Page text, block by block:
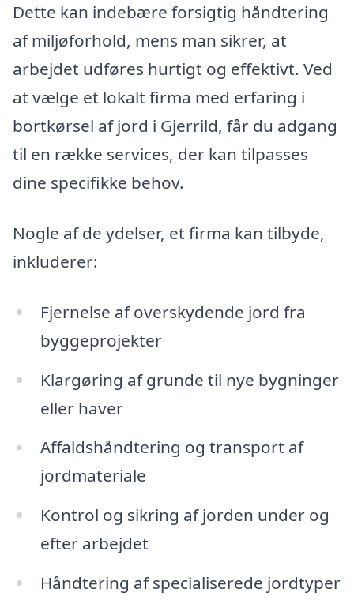
Dette kan indebære forsigtig håndtering
af miljøforhold, mens man sikrer, at
arbejdet udføres hurtigt og effektivt. Ved
at vælge et lokalt firma med erfaring i
bortkørsel af jord i Gjerrild, får du adgang
til en række services, der kan tilpasses
dine specifikke behov.
Nogle af de ydelser, et firma kan tilbyde,
inkluderer:
Fjernelse af overskydende jord fra
byggeprojekter
Klargøring af grunde til nye bygninger
eller haver
Affaldshåndtering og transport af
jordmateriale
Kontrol og sikring af jorden under og
efter arbejdet
Håndtering af specialiserede jordtyper